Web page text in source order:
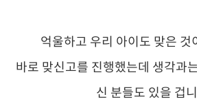
억울하고 우리 아이도 맞은 것
바로 맞신고를 진행했는데 생각과
신 분들도 있을 겁